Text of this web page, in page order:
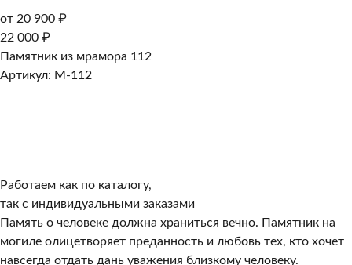
от 20 900 ₽
22 000 ₽
Памятник из мрамора 112
Артикул: M-112
Работаем как по каталогу,
так с индивидуальными заказами
Память о человеке должна храниться вечно. Памятник на
могиле олицетворяет преданность и любовь тех, кто хочет
навсегда отдать дань уважения близкому человеку.